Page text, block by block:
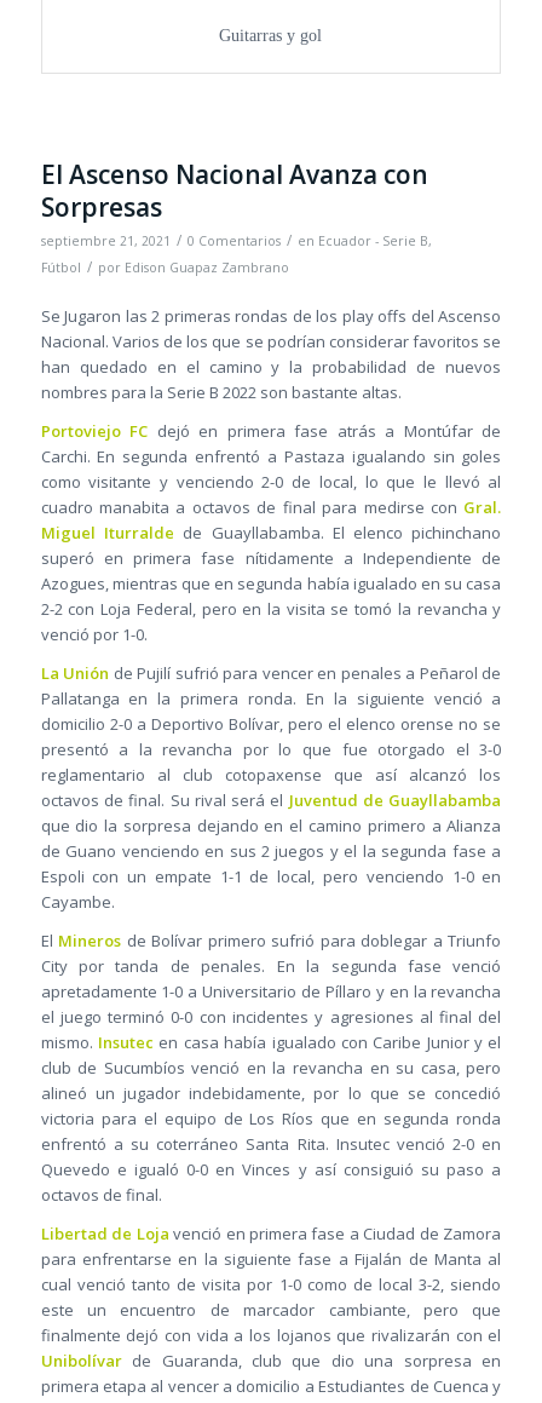
Guitarras y gol
El Ascenso Nacional Avanza con
Sorpresas
septiembre 21, 2021 / 0 Comentarios / en Ecuador - Serie B,
Fútbol / por Edison Guapaz Zambrano
Se Jugaron las 2 primeras rondas de los play offs del Ascenso
Nacional. Varios de los que se podrían considerar favoritos se
han quedado en el camino y la probabilidad de nuevos
nombres para la Serie B 2022 son bastante altas.
Portoviejo FC dejó en primera fase atrás a Montúfar de
Carchi. En segunda enfrentó a Pastaza igualando sin goles
como visitante y venciendo 2-0 de local, lo que le llevó al
cuadro manabita a octavos de final para medirse con Gral.
Miguel Iturralde de Guayllabamba. El elenco pichinchano
superó en primera fase nítidamente a Independiente de
Azogues, mientras que en segunda había igualado en su casa
2-2 con Loja Federal, pero en la visita se tomó la revancha y
venció por 1-0.
La Unión de Pujilí sufrió para vencer en penales a Peñarol de
Pallatanga en la primera ronda. En la siguiente venció a
domicilio 2-0 a Deportivo Bolívar, pero el elenco orense no se
presentó a la revancha por lo que fue otorgado el 3-0
reglamentario al club cotopaxense que así alcanzó los
octavos de final. Su rival será el Juventud de Guayllabamba
que dio la sorpresa dejando en el camino primero a Alianza
de Guano venciendo en sus 2 juegos y el la segunda fase a
Espoli con un empate 1-1 de local, pero venciendo 1-0 en
Cayambe.
El Mineros de Bolívar primero sufrió para doblegar a Triunfo
City por tanda de penales. En la segunda fase venció
apretadamente 1-0 a Universitario de Píllaro y en la revancha
el juego terminó 0-0 con incidentes y agresiones al final del
mismo. Insutec en casa había igualado con Caribe Junior y el
club de Sucumbíos venció en la revancha en su casa, pero
alineó un jugador indebidamente, por lo que se concedió
victoria para el equipo de Los Ríos que en segunda ronda
enfrentó a su coterráneo Santa Rita. Insutec venció 2-0 en
Quevedo e igualó 0-0 en Vinces y así consiguió su paso a
octavos de final.
Libertad de Loja venció en primera fase a Ciudad de Zamora
para enfrentarse en la siguiente fase a Fijalán de Manta al
cual venció tanto de visita por 1-0 como de local 3-2, siendo
este un encuentro de marcador cambiante, pero que
finalmente dejó con vida a los lojanos que rivalizarán con el
Unibolívarde Guaranda, club que dio una sorpresa en
primera etapa al vencer a domicilio a Estudiantes de Cuenca y